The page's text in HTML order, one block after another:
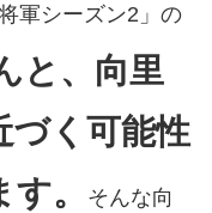
軍シーズン2」の
と、向里
づく可能性
。
そんな向